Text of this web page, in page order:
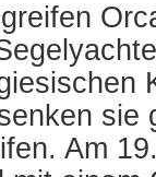
sie
Am